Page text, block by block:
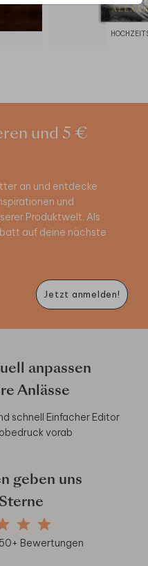
und 5 €
an und entdecke
und
Produktwelt. Als
auf deine nächste
Jetzt anmelden!
anpassen
Anlässe
schnell Einfacher Editor
vorab
geben uns
+ Bewertungen